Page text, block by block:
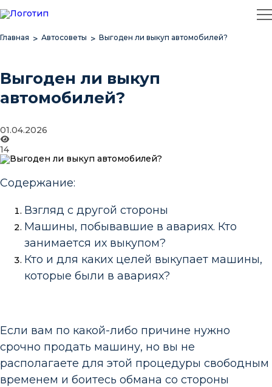
Главная Автосоветы Выгоден ли выкуп автомобилей?
Выгоден ли выкуп
автомобилей?
01.04.2026
14
Содержание:
Взгляд с другой стороны
Машины, побывавшие в авариях. Кто
занимается их выкупом?
Кто и для каких целей выкупает машины,
которые были в авариях?
Если вам по какой-либо причине нужно
срочно продать машину, но вы не
располагаете для этой процедуры свободным
временем и боитесь обмана со стороны